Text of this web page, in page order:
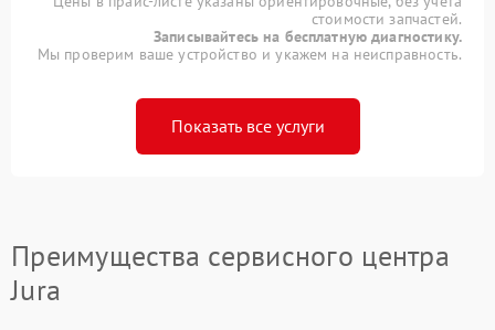
стоимости запчастей.
Записывайтесь на бесплатную диагностику.
Мы проверим ваше устройство и укажем на неисправность.
Показать все услуги
Преимущества сервисного центра
Jura